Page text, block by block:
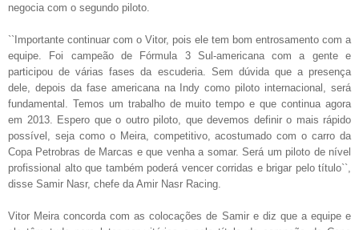
negocia com o segundo piloto.
``Importante continuar com o Vitor, pois ele tem bom entrosamento com a
equipe. Foi campeão de Fórmula 3 Sul-americana com a gente e
participou de várias fases da escuderia. Sem dúvida que a presença
dele, depois da fase americana na Indy como piloto internacional, será
fundamental. Temos um trabalho de muito tempo e que continua agora
em 2013. Espero que o outro piloto, que devemos definir o mais rápido
possível, seja como o Meira, competitivo, acostumado com o carro da
Copa Petrobras de Marcas e que venha a somar. Será um piloto de nível
profissional alto que também poderá vencer corridas e brigar pelo título``,
disse Samir Nasr, chefe da Amir Nasr Racing.
Vitor Meira concorda com as colocações de Samir e diz que a equipe e